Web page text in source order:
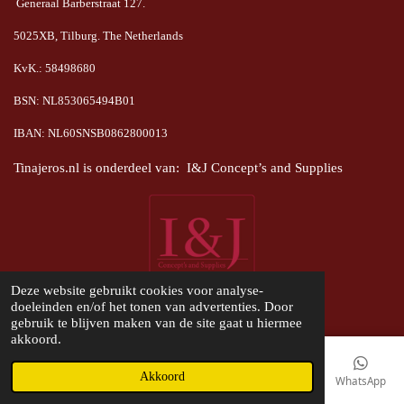
Deze website gebruikt cookies voor analyse-
doeleinden en/of het tonen van advertenties. Door
gebruik te blijven maken van de site gaat u hiermee
akkoord.
Akkoord
Generaal Barberstraat 127.
5025XB, Tilburg. The Netherlands
KvK.: 58498680
BSN: NL853065494B01
IBAN: NL60SNSB0862800013
Tinajeros.nl is onderdeel van: I&J Concept’s and Supplies
© Tinajeros.nl
Telefoonnummer WhatsApp